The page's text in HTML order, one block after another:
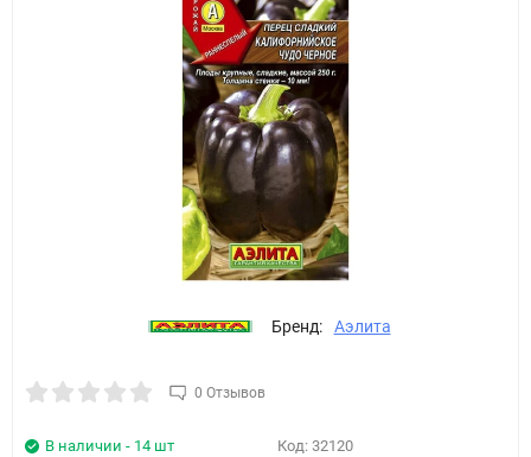
Бренд: Аэлита
0 Отзывов
В наличии - 14 шт Код: 32120